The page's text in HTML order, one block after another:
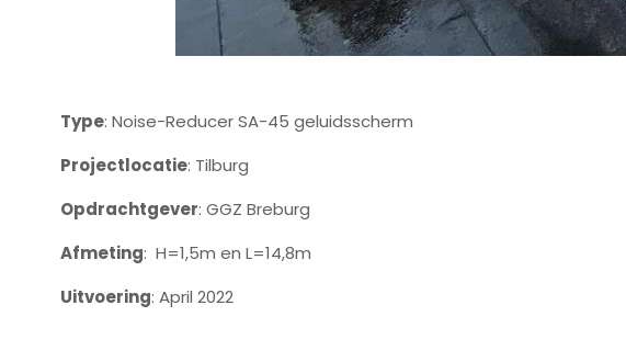
Type: Noise-Reducer SA-45 geluidsscherm
Projectlocatie: Tilburg
Opdrachtgever: GGZ Breburg
Afmeting: H=1,5m en L=14,8m
Uitvoering: April 2022